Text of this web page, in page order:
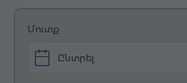
Մուտք
Ընտրել